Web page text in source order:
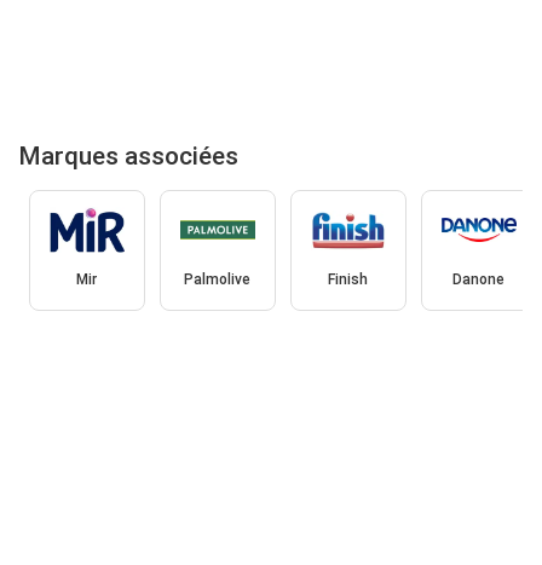
Marques associées
Mir Palmolive Finish Danone